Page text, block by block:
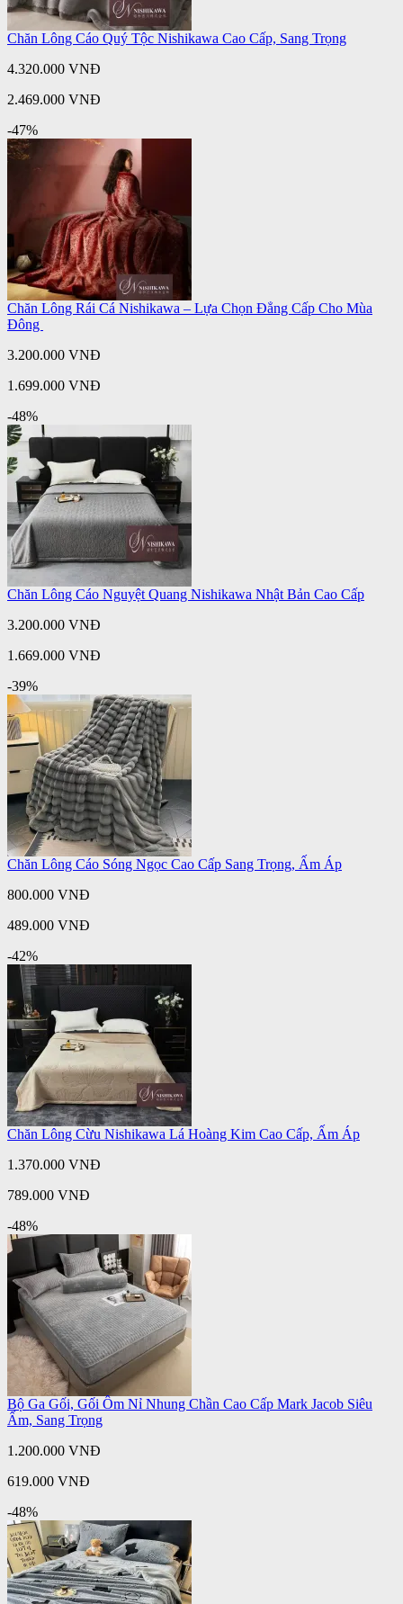
Chăn Lông Cáo Quý Tộc Nishikawa Cao Cấp, Sang Trọng
4.320.000 VNĐ
2.469.000 VNĐ
-47%
Chăn Lông Rái Cá Nishikawa – Lựa Chọn Đẳng Cấp Cho Mùa
Đông
3.200.000 VNĐ
1.699.000 VNĐ
-48%
Chăn Lông Cáo Nguyệt Quang Nishikawa Nhật Bản Cao Cấp
3.200.000 VNĐ
1.669.000 VNĐ
-39%
Chăn Lông Cáo Sóng Ngọc Cao Cấp Sang Trọng, Ấm Áp
800.000 VNĐ
489.000 VNĐ
-42%
Chăn Lông Cừu Nishikawa Lá Hoàng Kim Cao Cấp, Ấm Áp
1.370.000 VNĐ
789.000 VNĐ
-48%
Bộ Ga Gối, Gối Ôm Nỉ Nhung Chần Cao Cấp Mark Jacob Siêu
Ấm, Sang Trọng
1.200.000 VNĐ
619.000 VNĐ
-48%